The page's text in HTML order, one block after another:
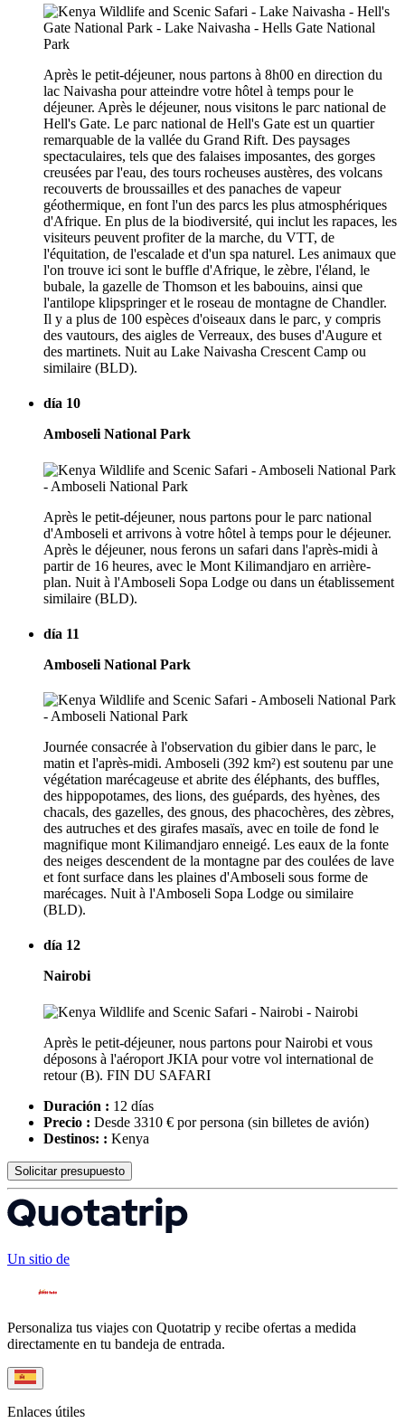
Après le petit-déjeuner, nous partons à 8h00 en direction du
lac Naivasha pour atteindre votre hôtel à temps pour le
déjeuner. Après le déjeuner, nous visitons le parc national de
Hell's Gate. Le parc national de Hell's Gate est un quartier
remarquable de la vallée du Grand Rift. Des paysages
spectaculaires, tels que des falaises imposantes, des gorges
creusées par l'eau, des tours rocheuses austères, des volcans
recouverts de broussailles et des panaches de vapeur
géothermique, en font l'un des parcs les plus atmosphériques
d'Afrique. En plus de la biodiversité, qui inclut les rapaces, les
visiteurs peuvent profiter de la marche, du VTT, de
l'équitation, de l'escalade et d'un spa naturel. Les animaux que
l'on trouve ici sont le buffle d'Afrique, le zèbre, l'éland, le
bubale, la gazelle de Thomson et les babouins, ainsi que
l'antilope klipspringer et le roseau de montagne de Chandler.
Il y a plus de 100 espèces d'oiseaux dans le parc, y compris
des vautours, des aigles de Verreaux, des buses d'Augure et
des martinets. Nuit au Lake Naivasha Crescent Camp ou
similaire (BLD).
día 10
Amboseli National Park
Après le petit-déjeuner, nous partons pour le parc national
d'Amboseli et arrivons à votre hôtel à temps pour le déjeuner.
Après le déjeuner, nous ferons un safari dans l'après-midi à
partir de 16 heures, avec le Mont Kilimandjaro en arrière-
plan. Nuit à l'Amboseli Sopa Lodge ou dans un établissement
similaire (BLD).
día 11
Amboseli National Park
Journée consacrée à l'observation du gibier dans le parc, le
matin et l'après-midi. Amboseli (392 km²) est soutenu par une
végétation marécageuse et abrite des éléphants, des buffles,
des hippopotames, des lions, des guépards, des hyènes, des
chacals, des gazelles, des gnous, des phacochères, des zèbres,
des autruches et des girafes masaïs, avec en toile de fond le
magnifique mont Kilimandjaro enneigé. Les eaux de la fonte
des neiges descendent de la montagne par des coulées de lave
et font surface dans les plaines d'Amboseli sous forme de
marécages. Nuit à l'Amboseli Sopa Lodge ou similaire
(BLD).
día 12
Nairobi
Après le petit-déjeuner, nous partons pour Nairobi et vous
déposons à l'aéroport JKIA pour votre vol international de
retour (B). FIN DU SAFARI
Duración : 12 días
Precio : Desde 3310 € por persona (sin billetes de avión)
Destinos: : Kenya
Solicitar presupuesto
Un sitio de
Personaliza tus viajes con Quotatrip y recibe ofertas a medida
directamente en tu bandeja de entrada.
Enlaces útiles